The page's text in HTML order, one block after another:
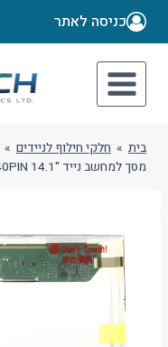
Skip
כניסה לאתר
בית » חלקי חילוף לניידים »
מסך למחשב נייד "14.1 LED 1280×800 40PIN